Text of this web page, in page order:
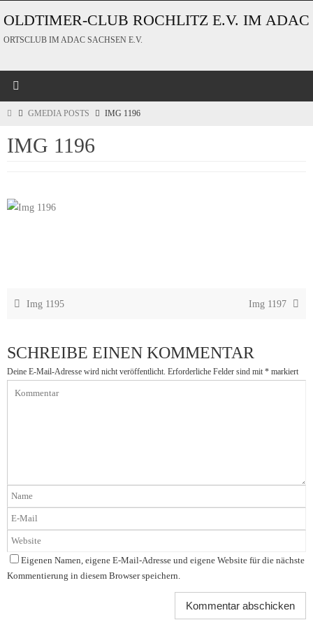
Inhalt
springen
OLDTIMER-CLUB ROCHLITZ E.V. IM ADAC
ORTSCLUB IM ADAC SACHSEN E.V.
STARTGMEDIA POSTS IMG 1196
IMG 1196
Img 1195 Img 1197
SCHREIBE EINEN KOMMENTAR
Deine E-Mail-Adresse wird nicht veröffentlicht. Erforderliche Felder sind mit * markiert
Eigenen Namen, eigene E-Mail-Adresse und eigene Website für die nächste
Kommentierung in diesem Browser speichern.